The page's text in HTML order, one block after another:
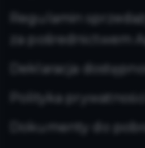
Regulamin
za pośrednictwem
Deklaracja
Polityka prywatności
Dokumenty do